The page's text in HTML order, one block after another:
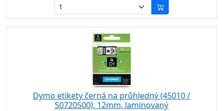
Dymo etikety černá na průhledný (45010 /
S0720500), 12mm, laminovaný